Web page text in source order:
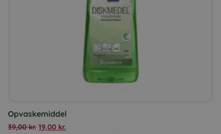
Opvaskemiddel
39,00kr. 19,00 kr.